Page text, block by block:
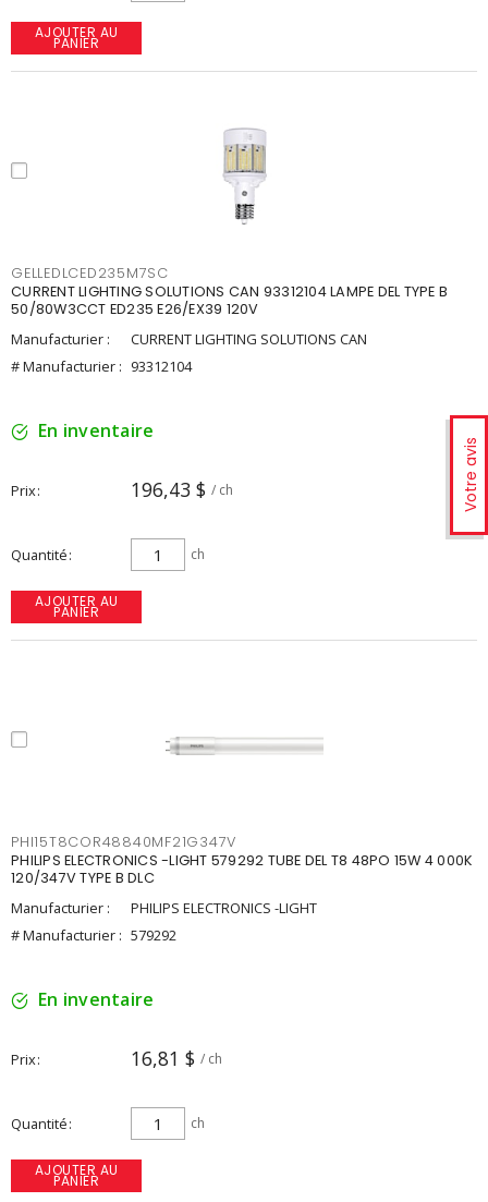
Votre avis
AJOUTER AU
PANIER
GELLEDLCED235M7SC
CURRENT LIGHTING SOLUTIONS CAN 93312104 LAMPE DEL TYPE B
50/80W3CCT ED235 E26/EX39 120V
Manufacturier :
CURRENT LIGHTING SOLUTIONS CAN
# Manufacturier : 93312104
En inventaire
Prix 196,43 $ / ch
Quantité ch
AJOUTER AU
PANIER
PHI15T8COR48840MF21G347V
PHILIPS ELECTRONICS -LIGHT 579292 TUBE DEL T8 48PO 15W 4 000K
120/347V TYPE B DLC
Manufacturier :
PHILIPS ELECTRONICS -LIGHT
# Manufacturier : 579292
En inventaire
Prix 16,81 $ / ch
Quantité ch
AJOUTER AU
PANIER